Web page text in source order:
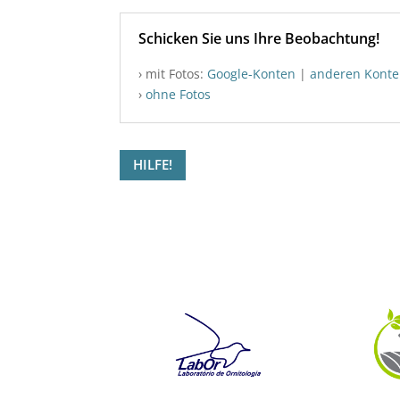
Schicken Sie uns Ihre Beobachtung!
› mit Fotos: Google-Konten |anderen
›ohne Fotos
HILFE!